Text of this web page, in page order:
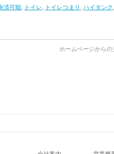
済可能, トイレ, トイレつまり , ハイタンク ,
ホームページからの